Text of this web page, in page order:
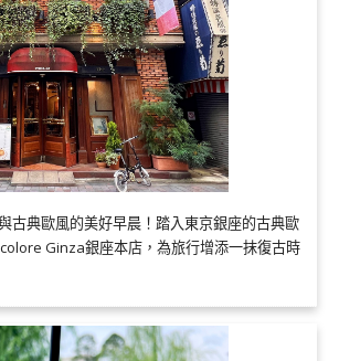
古典歐風的美好早晨！踏入東京銀座的古典歐
Ginza銀座本店，為旅行增添一抹復古時